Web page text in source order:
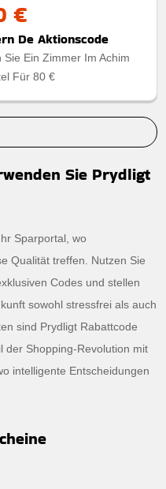
€
De Aktionscode
Sie Ein Zimmer Im Achim
Für 80 €
Sie Prydligt
Sparportal, wo
Qualität treffen. Nutzen Sie
Codes und stellen
sowohl stressfrei als auch
sind Prydligt Rabattcode
der Shopping-Revolution mit
intelligente Entscheidungen